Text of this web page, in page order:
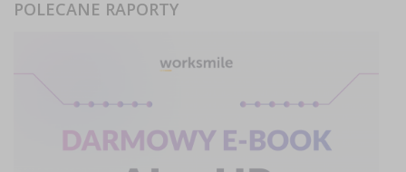
POLECANE RAPORTY